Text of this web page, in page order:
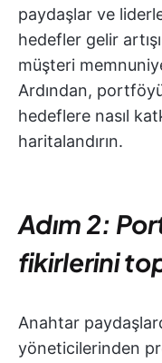
paydaşlar ve
hedefler gelir
müşteri
Ardından,
hedeflere nasıl
haritalandırın.
Adım 2:
fikirlerini
Anahtar
yöneticilerinden